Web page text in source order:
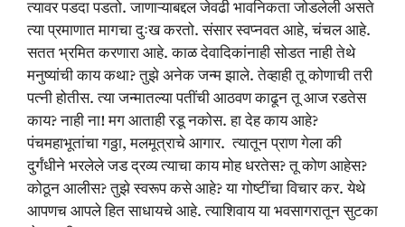
त्यावर पडदा पडतो. जाणाऱ्याबद्दल जेवढी भावनिकता जोडलेली असते
त्या प्रमाणात मागचा दुःख करतो. संसार स्वप्नवत आहे, चंचल आहे.
सतत भ्रमित करणारा आहे. काळ देवादिकांनाही सोडत नाही तेथे
मनुष्यांची काय कथा? तुझे अनेक जन्म झाले. तेव्हाही तू कोणाची तरी
पत्नी होतीस. त्या जन्मातल्या पतींची आठवण काढून तू आज रडतेस
काय? नाही ना! मग आताही रडू नकोस. हा देह काय आहे?
पंचमहाभूतांचा गठ्ठा, मलमूत्राचे आगार. त्यातून प्राण गेला की
दुर्गंधीने भरलेले जड द्रव्य त्याचा काय मोह धरतेस? तू कोण आहेस?
कोठून आलीस? तुझे स्वरूप कसे आहे? या गोष्टींचा विचार कर. येथे
आपणच आपले हित साधायचे आहे. त्याशिवाय या भवसागरातून सुटका